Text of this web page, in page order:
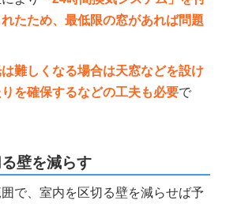
たため、最低限の窓があれば問題
難しくなる場合は天窓などを設け
を確保するなどの工夫も必要で
壁を減らす
で、室内を区切る壁を減らせば予